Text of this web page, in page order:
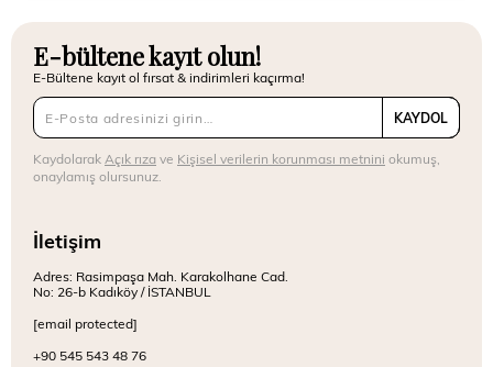
E-bültene kayıt olun!
E-Bültene kayıt ol fırsat & indirimleri kaçırma!
KAYDOL
KaydolarakAçık rızave Kişisel verilerin korunması metnini okumuş,
onaylamış olursunuz.
İletişim
Adres: Rasimpaşa Mah. Karakolhane Cad.
No: 26-b Kadıköy / İSTANBUL
[email protected]
+90 545 543 48 76